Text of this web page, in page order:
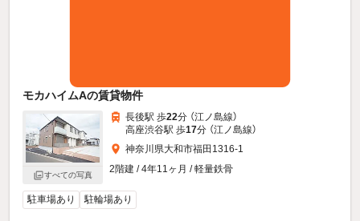
モカハイムAの賃貸物件
すべての写真
長後駅 歩22分 （江ノ島線）
高座渋谷駅 歩17分 （江ノ島線）
神奈川県大和市福田1316-1
2階建 / 4年11ヶ月 / 軽量鉄骨
駐車場あり 駐輪場あり